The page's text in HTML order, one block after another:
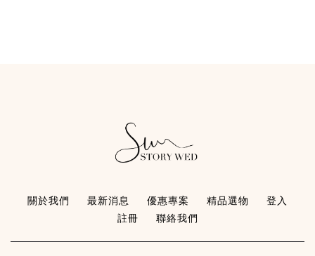
關於我們 最新消息 優惠專案 精品選物
登入
註冊
聯絡我們